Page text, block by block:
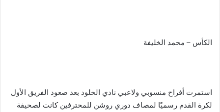
الكأس – محمد الخليفة
استمرت أفراح منسوبي ولاعبي نادي الخلود بعد صعود الفريق الأول
لكرة القدم رسميًا لمصاف دوري روشن للمحترفين كانت لصحيفة